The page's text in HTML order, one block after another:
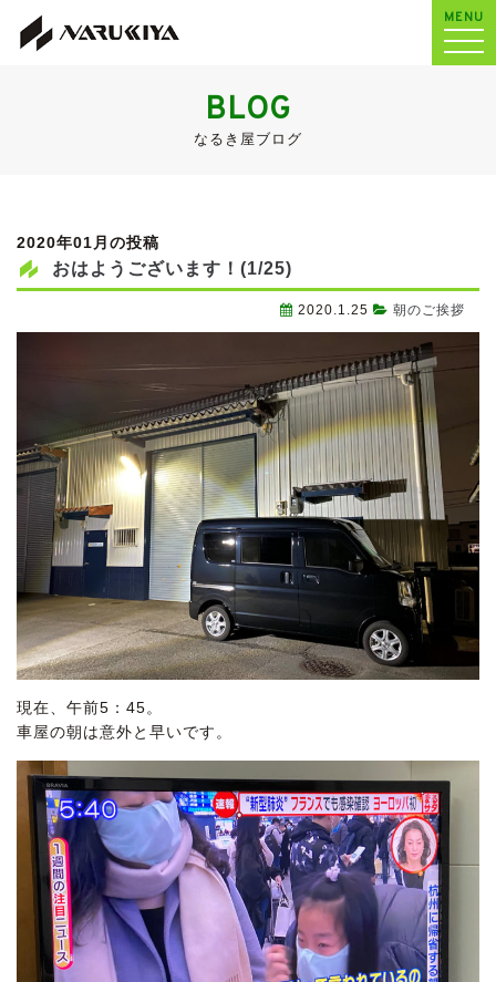
MENU
BLOG
なるき屋ブログ
2020年01月の投稿
おはようございます！(1/25)
2020.1.25 朝のご挨拶
現在、午前5：45。
車屋の朝は意外と早いです。